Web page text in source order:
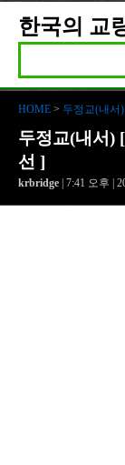
한국의 교
HOME > 두정교(내서
두정교(내서)
선 ]
krbridge | 7:41 오후 |